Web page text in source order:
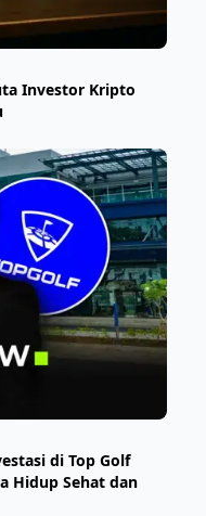
Investor Kripto
di Top Golf
Hidup Sehat dan